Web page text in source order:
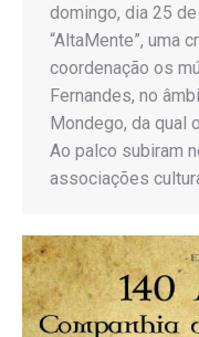
domingo, dia 25
“AltaMente”, uma
coordenação os
Fernandes, no
Mondego, da qual
Ao palco subiram
associações